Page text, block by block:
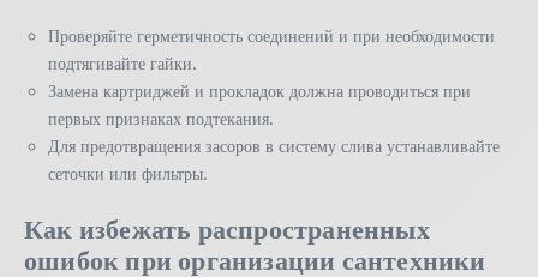
Проверяйте герметичность соединений и при необходимости
подтягивайте гайки.
Замена картриджей и прокладок должна проводиться при
первых признаках подтекания.
Для предотвращения засоров в систему слива устанавливайте
сеточки или фильтры.
Как избежать распространенных
ошибок при организации сантехники